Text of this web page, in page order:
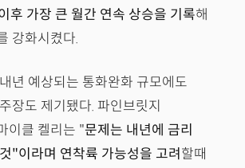
후 가장 큰 월간 연속 상승을 기록해
강화시켰다.
년 예상되는 통화완화 규모에도
장도 제기됐다. 파인브릿지
이클 켈리는 "문제는 내년에 금리
"이라며 연착륙 가능성을 고려 할때